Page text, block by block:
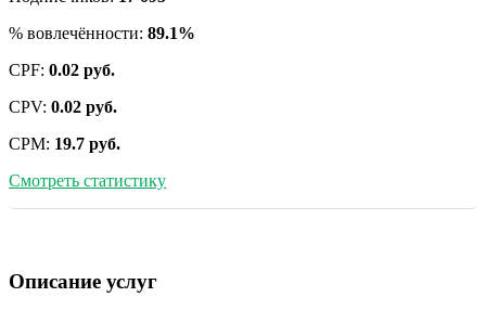
% вовлечённости: 89.1%
CPF: 0.02 руб.
CPV: 0.02 руб.
CPM: 19.7 руб.
Смотреть статистику
Описание услуг